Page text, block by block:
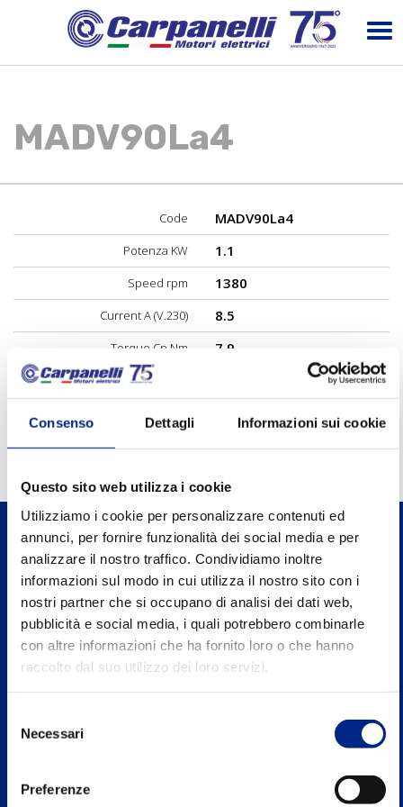
Consenso Dettagli Informazioni sui cookie
Questo sito web utilizza i cookie
Utilizziamo i cookie per personalizzare contenuti ed
annunci, per fornire funzionalità dei social media e per
analizzare il nostro traffico. Condividiamo inoltre
informazioni sul modo in cui utilizza il nostro sito con i
nostri partner che si occupano di analisi dei dati web,
pubblicità e social media, i quali potrebbero combinarle
con altre informazioni che ha fornito loro o che hanno
raccolto dal suo utilizzo dei loro servizi.
delNecessari
Preferenze
MADV90La4
Code MADV90La4
Potenza KW 1.1
Speed rpm 1380
Current A (V.230) 8.5
Torque Cn Nm 7.9
Performance %
0.90
Carpanelli Motori Elettrici S.p.A. a Socio
Unico
Via 2 Agosto 1980, n.5, 40016 S.Giorgio di Piano